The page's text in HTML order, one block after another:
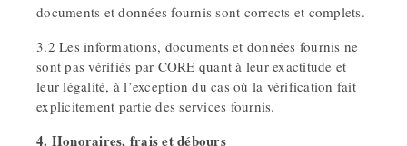
documents et données fournis sont corrects et complets.
3.2 Les informations, documents et données fournis ne
sont pas vérifiés par CORE quant à leur exactitude et
leur légalité, à l’exception du cas où la vérification fait
explicitement partie des services fournis.
4. Honoraires, frais et débours